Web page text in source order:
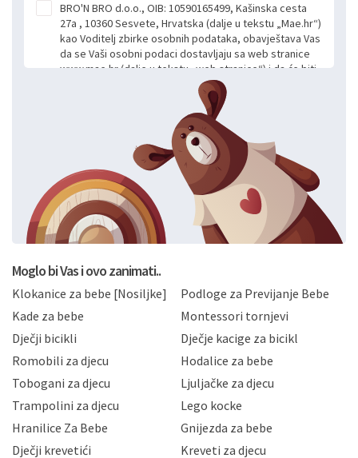
BRO'N BRO d.o.o., OIB: 10590165499, Kašinska cesta
27a , 10360 Sesvete, Hrvatska (dalje u tekstu „Mae.hr“)
kao Voditelj zbirke osobnih podataka, obavještava Vas
da se Vaši osobni podaci dostavljaju sa web stranice
www.mae.hr (dalje u tekstu „web stranice“) i da će biti
obrađeni. Prihvaćanjem ove Izjave smatra se da
slobodno i izričito dajete privolu za prikupljanje i daljnju
obradu Vaših osobnih podataka koje ustupate Mae.hr
putem ovih web stranica u svrhu odgovora i daljnje
komunikacije na Vaš upit poslan kroz kontakt obrazac.
Radi se o dobrovoljnom davanju podataka te ovu
Izjavu niste dužni prihvatiti odnosno niste dužni unositi
svoje osobne podatke u jednu od prijavnih
formi/obrazaca dostupnih na ovim web stranicama.
BRO'N BRO d.o.o. će s Vašim osobnim podacima
postupati sukladno Općoj uredbi o zaštiti podataka
privatnosti i kolačića koju možete pročitati ovdje i
Hrvatske, a uvijek uz primjenu odgovarajućih tehničkih i
sigurnosnih mjera zaštite osobnih podataka od
neovlaštenog pristupa, zlouporabe, otkrivanja,
gubitka ili uništenja. Mae.hr štiti privatnost svojih
korisnika i posjetitelja web stranica, čuva povjerljivost
Vaših osobnih podataka te omogućava pristup i
priopćavanje osobnih podataka samo onim svojim
zaposlenicima kojima su isti potrebni radi provedbe
slučajevima koji su dozvoljeni zakonima. Napominjemo
da možete u svako doba, u potpunosti ili djelomice,
Moglo bi Vas i ovo zanimati..
Klokanice za bebe [Nosiljke]
Podloge za Previjanje Bebe
Kade za bebe
Montessori tornjevi
Dječji bicikli
Dječje kacige za bicikl
Romobili za djecu
Hodalice za bebe
Tobogani za djecu
Ljuljačke za djecu
Trampolini za djecu
Lego kocke
Hranilice Za Bebe
Gnijezda za bebe
Dječji krevetići
Kreveti za djecu